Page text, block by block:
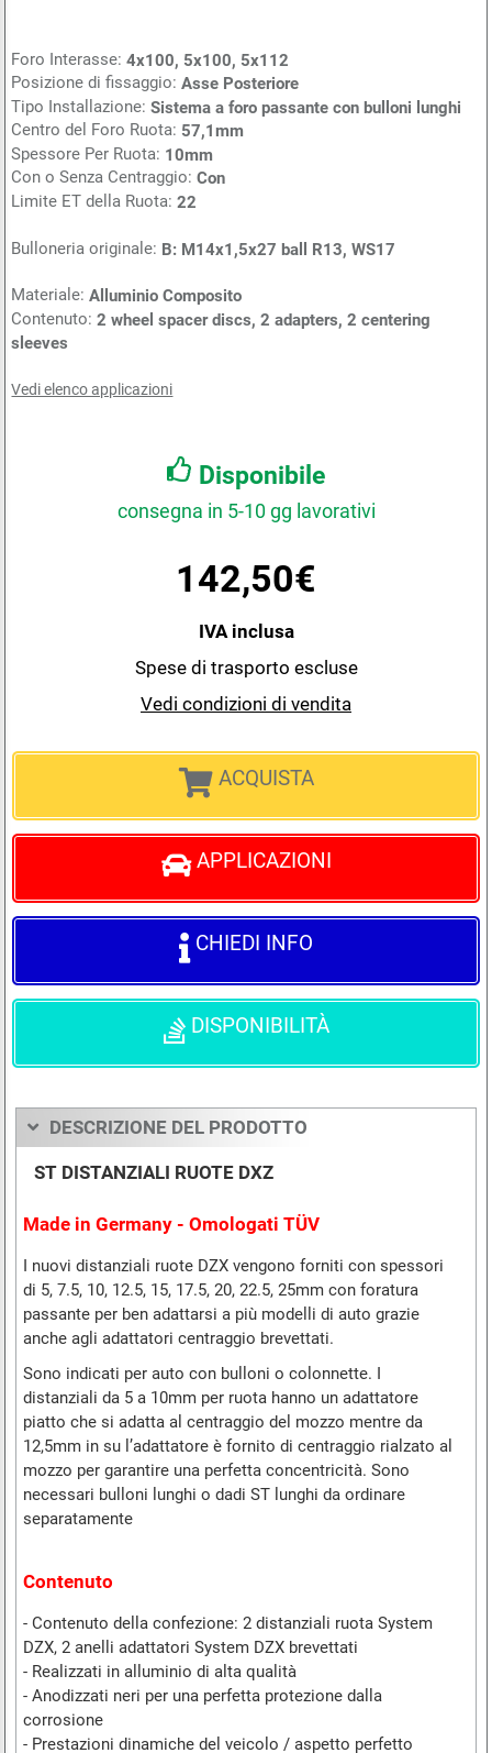
Foro Interasse:4x100, 5x100, 5x112
Posizione di fissaggio:Asse Posteriore
Tipo Installazione:Sistema a foro passante con bulloni lunghi
Centro del Foro Ruota: 57,1mm
Spessore Per Ruota: 10mm
Con o Senza Centraggio:Con
Limite ET della Ruota:22
Bulloneria originale: B: M14x1,5x27 ball R13, WS17
Materiale:Alluminio Composito
Contenuto:2 wheel spacer discs, 2 adapters, 2 centering
sleeves
Vedi elenco applicazioni
Disponibile
consegna in 5-10 gg lavorativi
142,50€
IVA inclusa
Spese di trasporto escluse
Vedi condizioni di vendita
ACQUISTA
APPLICAZIONI
CHIEDI INFO
DISPONIBILITÀ
DESCRIZIONE DEL PRODOTTO
ST DISTANZIALI RUOTE DXZ
Made in Germany - Omologati TÜV
I nuovi distanziali ruote DZX vengono forniti con spessori
di 5, 7.5, 10, 12.5, 15, 17.5, 20, 22.5, 25mm con foratura
passante per ben adattarsi a più modelli di auto grazie
anche agli adattatori centraggio brevettati.
Sono indicati per auto con bulloni o colonnette. I
distanziali da 5 a 10mm per ruota hanno un adattatore
piatto che si adatta al centraggio del mozzo mentre da
12,5mm in su l’adattatore è fornito di centraggio rialzato al
mozzo per garantire una perfetta concentricità. Sono
necessari bulloni lunghi o dadi ST lunghi da ordinare
separatamente
Contenuto
- Contenuto della confezione: 2 distanziali ruota System
DZX, 2 anelli adattatori System DZX brevettati
- Realizzati in alluminio di alta qualità
- Anodizzati neri per una perfetta protezione dalla
corrosione
- Prestazioni dinamiche del veicolo / aspetto perfetto